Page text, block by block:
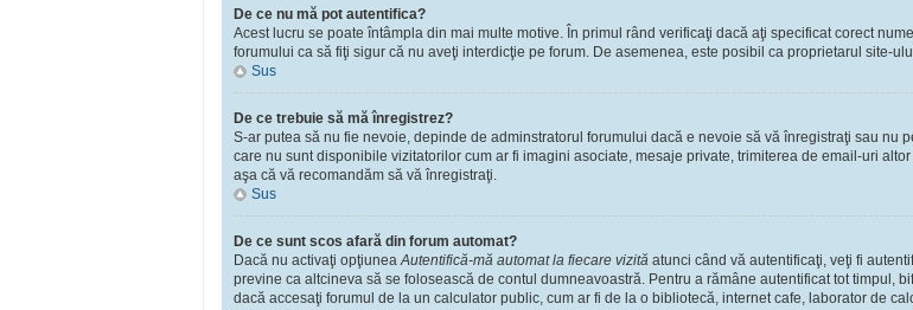
De ce nu mă pot autentifica?
Acest lucru se poate întâmpla din mai multe motive. În primul rând verificaţi dacă aţi specificat corect
forumului ca să fiţi sigur că nu aveţi interdicţie pe forum. De asemenea, este posibil ca proprietarul site-
Sus
De ce trebuie să mă înregistrez?
S-ar putea să nu fie nevoie, depinde de adminstratorul forumului dacă e nevoie să vă înregistraţi sau nu
care nu sunt disponibile vizitatorilor cum ar fi imagini asociate, mesaje private, trimiterea de email-uri
aşa că vă recomandăm să vă înregistraţi.
Sus
De ce sunt scos afară din forum automat?
Dacă nu activaţi opţiuneaAutentifică-mă automat la fiecare vizită atunci când vă autentificaţi, veţi fi
previne ca altcineva să se folosească de contul dumneavoastră. Pentru a rămâne autentificat tot timpul,
dacă accesaţi forumul de la un calculator public, cum ar fi de la o bibliotecă, internet cafe, laborator de